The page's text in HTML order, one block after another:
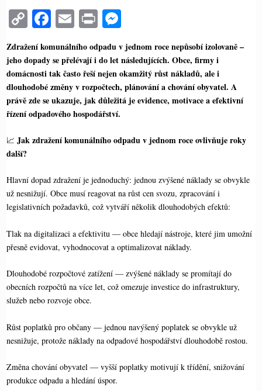
C
op
y
Li
nk
Fa
ce
bo
ok
E
m
ail
Pr
in
t
es
se
ng
er
Zdražení komunálního odpadu v jednom roce nepůsobí izolovaně –
jeho dopady se přelévají i do let následujících. Obce, firmy i
domácnosti tak často řeší nejen okamžitý růst nákladů, ale i
dlouhodobé změny v rozpočtech, plánování a chování obyvatel. A
právě zde se ukazuje, jak důležitá je evidence, motivace a efektivní
řízení odpadového hospodářství.
📈Jak zdražení komunálního odpadu v jednom roce ovlivňuje roky
další?
Hlavní dopad zdražení je jednoduchý: jednou zvýšené náklady se obvykle
už nesnižují. Obce musí reagovat na růst cen svozu, zpracování i
legislativních požadavků, což vytváří několik dlouhodobých efektů:
Tlak na digitalizaci a efektivitu — obce hledají nástroje, které jim umožní
přesně evidovat, vyhodnocovat a optimalizovat náklady.
Dlouhodobé rozpočtové zatížení — zvýšené náklady se promítají do
obecních rozpočtů na více let, což omezuje investice do infrastruktury,
služeb nebo rozvoje obce.
Růst poplatků pro občany — jednou navýšený poplatek se obvykle už
nesnižuje, protože náklady na odpadové hospodářství dlouhodobě rostou.
Změna chování obyvatel — vyšší poplatky motivují k třídění, snižování
produkce odpadu a hledání úspor.